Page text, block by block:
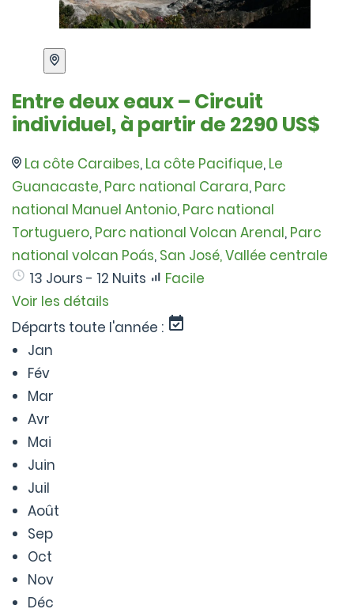
Entre deux eaux – Circuit
individuel, à partir de 2290 US$
La côte Caraibes, La côte Pacifique, Le
Guanacaste, Parc national Carara, Parc
national Manuel Antonio, Parc national
Tortuguero, Parc national Volcan Arenal, Parc
national volcan Poás, San José, Vallée centrale
13 Jours - 12 Nuits
Facile
Voir les détails
Départs toute l'année :
Jan
Fév
Mar
Avr
Mai
Juin
Juil
Août
Sep
Oct
Nov
Déc